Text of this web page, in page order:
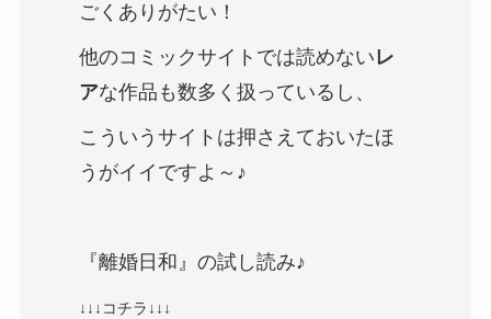
ごくありがたい！
他のコミックサイトでは読めないレ
アな作品も数多く扱っているし、
こういうサイトは押さえておいたほ
うがイイですよ～♪
『離婚日和』の試し読み♪
↓↓↓コチラ↓↓↓